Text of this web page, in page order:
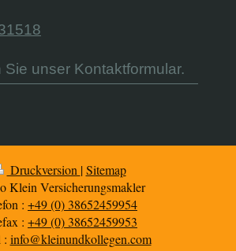
Sie unser Kontaktformular.
Druckversion | Sitemap
Klein Versicherungsmakler
: +49 (0) 38652459954
: +49 (0) 38652459953
: info@kleinundkollegen.com